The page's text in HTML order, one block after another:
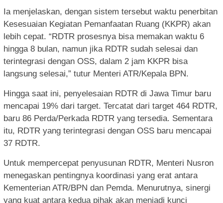
Ia menjelaskan, dengan sistem tersebut waktu penerbitan
Kesesuaian Kegiatan Pemanfaatan Ruang (KKPR) akan
lebih cepat. “RDTR prosesnya bisa memakan waktu 6
hingga 8 bulan, namun jika RDTR sudah selesai dan
terintegrasi dengan OSS, dalam 2 jam KKPR bisa
langsung selesai,” tutur Menteri ATR/Kepala BPN.
Hingga saat ini, penyelesaian RDTR di Jawa Timur baru
mencapai 19% dari target. Tercatat dari target 464 RDTR,
baru 86 Perda/Perkada RDTR yang tersedia. Sementara
itu, RDTR yang terintegrasi dengan OSS baru mencapai
37 RDTR.
Untuk mempercepat penyusunan RDTR, Menteri Nusron
menegaskan pentingnya koordinasi yang erat antara
Kementerian ATR/BPN dan Pemda. Menurutnya, sinergi
yang kuat antara kedua pihak akan menjadi kunci